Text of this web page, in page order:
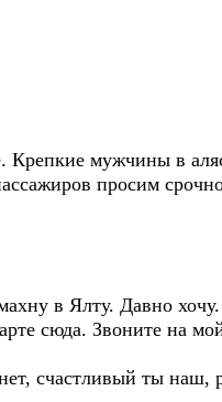
Крепкие мужчины в
просим
в Ялту. Давно
сюда. Звоните на
счастливый ты